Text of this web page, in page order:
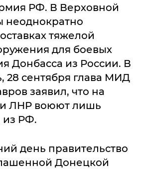
РФ. В Верховной
неоднократно
тяжелой
для боевых
Донбасса из России. В
28 сентября глава МИД
заявил, что на
ЛНР воюют лишь
из РФ.
день правительство
Донецкой